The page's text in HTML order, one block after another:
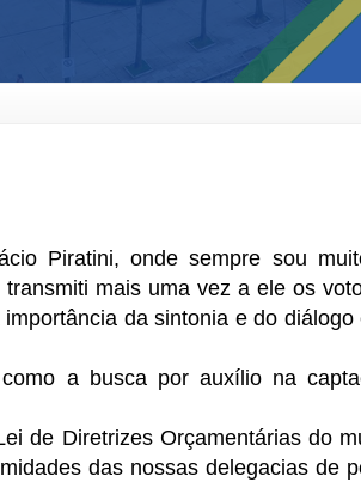
Piratini, onde sempre sou
mais uma vez a ele os
da sintonia e do
a busca por auxílio na
de Diretrizes Orçamentárias do
das nossas delegacias de